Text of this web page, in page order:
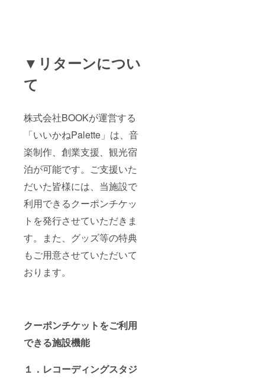
▼リターンについ
て
株式会社BOOKが運営する
「いいかねPalette」は、音
楽制作、創業支援、観光宿
泊が可能です。ご支援いた
だいた皆様には、当施設で
利用できるクーポンチケッ
トを発行させていただきま
す。また、グッズ等の特典
もご用意させていただいて
おります。
クーポンチケットをご利用
できる施設機能
１．レコーディングスタジ